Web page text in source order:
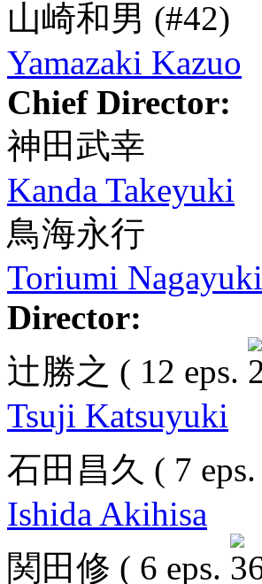
山崎和男 (#42)
Yamazaki Kazuo
Chief Director:
神田武幸
Kanda Takeyuki
鳥海永行
Toriumi Nagayuki
Director:
辻勝之 ( 12 eps.
Tsuji Katsuyuki
石田昌久 ( 7 eps.
Ishida Akihisa
関田修 ( 6 eps.